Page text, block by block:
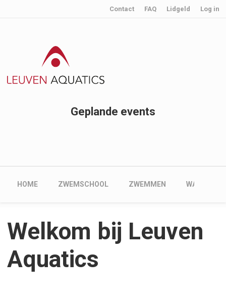
User account menu
Contact FAQ Lidgeld Log in
Geplande events
Main navigation
HOME ZWEMSCHOOL ZWEMMEN
Welkom bij Leuven
Aquatics